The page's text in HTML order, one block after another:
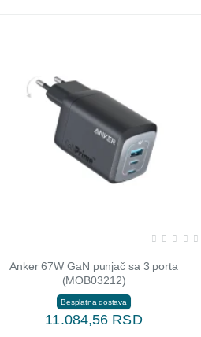
Anker 67W GaN punjač sa 3 porta
(MOB03212)
Besplatna dostava
11.084,56 RSD